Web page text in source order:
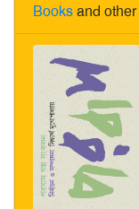
Booksand